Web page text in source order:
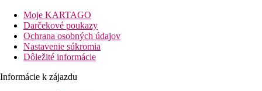
Popis izby
Hotel ponúka svojim hostom ubytovanie v klimatizovaných
izbách s vlastným sociálnym zariadením a toaletou. Medzi dalšie
vybavenie izby patrí fén, minibar, trezor a satelitná TV.
Moje KARTAGO
Darčekové poukazy
Ochrana osobných údajov
Nastavenie súkromia
Dôležité informácie
Informácie k zájazdu